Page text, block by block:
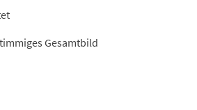
Gesamtbild